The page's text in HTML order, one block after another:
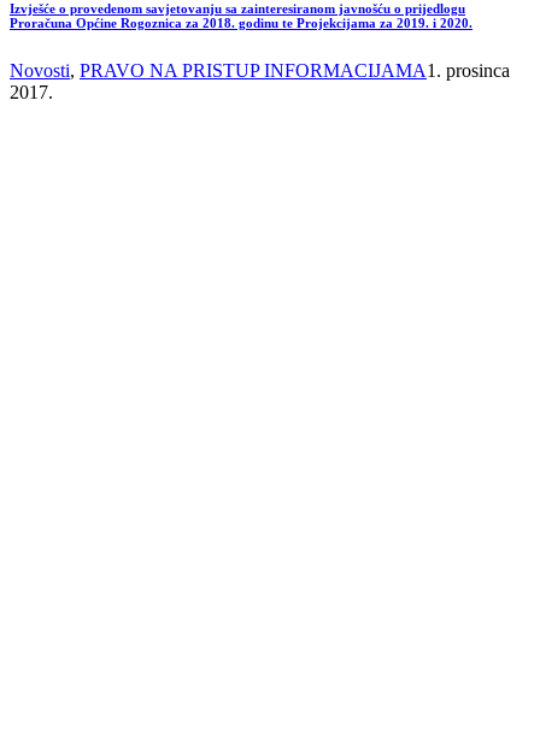
Izvješće o provedenom savjetovanju sa zainteresiranom javnošću o prijedlogu
Proračuna Općine Rogoznica za 2018. godinu te Projekcijama za 2019. i 2020.
Novosti, PRAVO NA PRISTUP INFORMACIJAMA1. prosinca
2017.